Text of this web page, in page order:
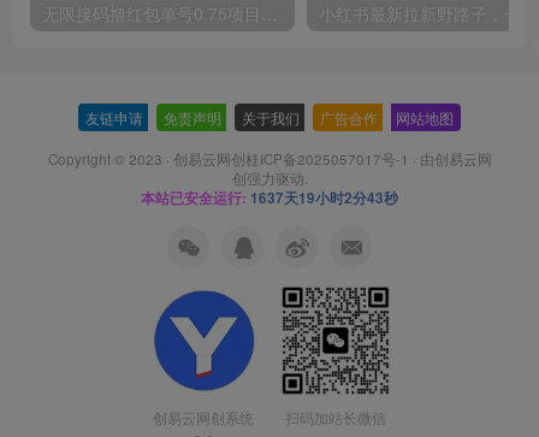
无限接码撸红包单号0.75项目无偿分享给你【揭秘】
友链申请 免责声明 关于我们 广告合作 网站地图
Copyright © 2023 · 创易云网创桂ICP备2025057017号-1 · 由创易云网
创强力驱动.
本站已安全运行: 1637天19小时2分43秒
创易云网创系统
扫码加站长微信